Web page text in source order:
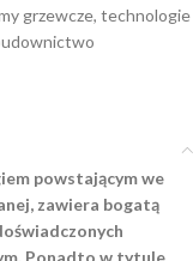
grzewcze, technologie
powstającym we
zawiera bogatą
Ponadto w tytule